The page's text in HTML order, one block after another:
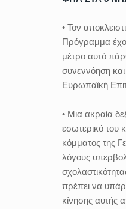
• Τον
Πρόγραμμα
μέτρο αυτό
συνεννόηση
Ευρωπαϊκή
• Μια ακραία
εσωτερικό του
κόμματος της
λόγους
πρέπει να
κίνησης αυτής